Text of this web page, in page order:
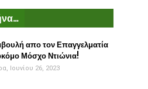
απο τον Επαγγελματία
Μόσχο Ντιώνια!
Ιουνίου 26, 2023